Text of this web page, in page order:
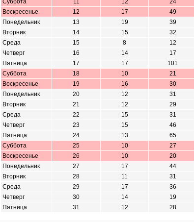
Суббота
11 12
24
Воскресенье
12 17
49
Понедельник
13 19
39
Вторник
14 15
32
Среда
15 8
12
Четверг
16 14
17
Пятница
17 17
101
Суббота
18 10
21
Воскресенье
19 16
30
Понедельник
20 12
31
Вторник
21 12
29
Среда
22 15
31
Четверг
23 15
46
Пятница
24 13
65
Суббота
25 10
27
Воскресенье
26 10
20
Понедельник
27 17
44
Вторник
28 11
31
Среда
29 17
36
Четверг
30 14
19
Пятница
31 12 28